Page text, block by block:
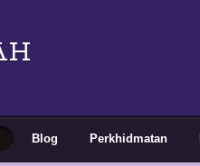
Blog Perkhidmatan